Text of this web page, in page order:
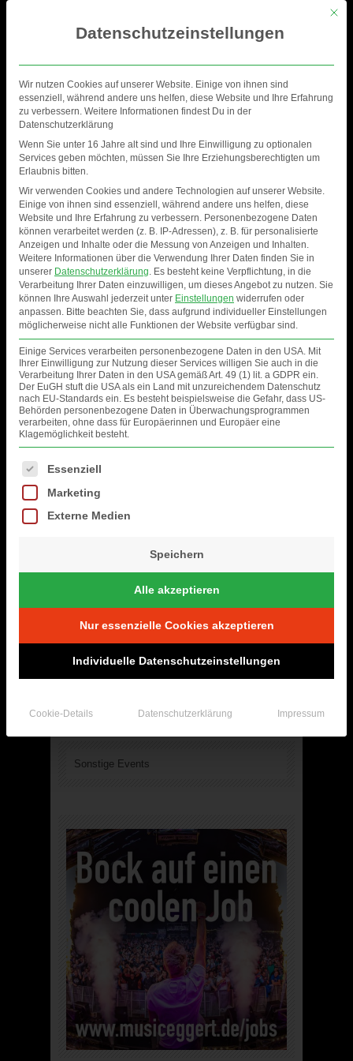
WILL SPARKS
Comments are closed.
FOTOS
Sonstige Events
Mit
Datenschutzeinstellungen
Wir nutzen Cookies auf unserer Website. Einige von ihnen sind
essenziell, während andere uns helfen, diese Website und Ihre Erfahrung
zu verbessern. Weitere Informationen findest Du in der
Datenschutzerklärung
Wenn Sie unter 16 Jahre alt sind und Ihre Einwilligung zu optionalen
Services geben möchten, müssen Sie Ihre Erziehungsberechtigten um
Erlaubnis bitten.
Wir verwenden Cookies und andere Technologien auf unserer Website.
Einige von ihnen sind essenziell, während andere uns helfen, diese
Website und Ihre Erfahrung zu verbessern. Personenbezogene Daten
können verarbeitet werden (z. B. IP-Adressen), z. B. für personalisierte
Anzeigen und Inhalte oder die Messung von Anzeigen und Inhalten.
Weitere Informationen über die Verwendung Ihrer Daten finden Sie in
unserer Datenschutzerklärung. Es besteht keine Verpflichtung, in die
Verarbeitung Ihrer Daten einzuwilligen, um dieses Angebot zu nutzen. Sie
können Ihre Auswahl jederzeit unter Einstellungen widerrufen oder
anpassen. Bitte beachten Sie, dass aufgrund individueller Einstellungen
möglicherweise nicht alle Funktionen der Website verfügbar sind.
Einige Services verarbeiten personenbezogene Daten in den USA. Mit
Ihrer Einwilligung zur Nutzung dieser Services willigen Sie auch in die
Verarbeitung Ihrer Daten in den USA gemäß Art. 49 (1) lit. a GDPR ein.
Der EuGH stuft die USA als ein Land mit unzureichendem Datenschutz
nach EU-Standards ein. Es besteht beispielsweise die Gefahr, dass US-
Behörden personenbezogene Daten in Überwachungsprogrammen
verarbeiten, ohne dass für Europäerinnen und Europäer eine
Klagemöglichkeit besteht.
Es folgt eine Liste der Service-Gruppen, für die eine Einwilligung erteilt
Essenziell
Marketing
Externe Medien
Speichern
Alle akzeptieren
Nur essenzielle Cookies akzeptieren
Individuelle Datenschutzeinstellungen
Cookie-Details Datenschutzerklärung Impressum